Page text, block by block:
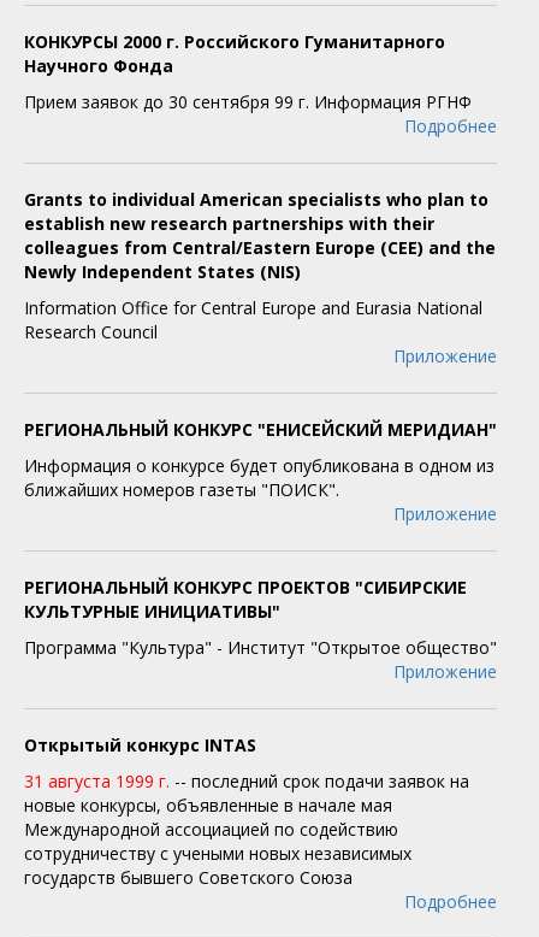
КОНКУРСЫ 2000 г. Российского Гуманитарного
Научного Фонда
Прием заявок до 30 сентября 99 г. Информация РГНФ
Подробнее
Grants to individual American specialists who plan to
establish new research partnerships with their
colleagues from Central/Eastern Europe (CEE) and the
Newly Independent States (NIS)
Information Office for Central Europe and Eurasia National
Research Council
Приложение
РЕГИОНАЛЬНЫЙ КОНКУРС "ЕНИСЕЙСКИЙ МЕРИДИАН"
Информация о конкурсе будет опубликована в одном из
ближайших номеров газеты "ПОИСК".
Приложение
РЕГИОНАЛЬНЫЙ КОНКУРС ПРОЕКТОВ "СИБИРСКИЕ
КУЛЬТУРНЫЕ ИНИЦИАТИВЫ"
Программа "Культура" - Институт "Открытое общество"
Приложение
Открытый конкурс INTAS
31 августа 1999 г. -- последний срок подачи заявок на
новые конкурсы, объявленные в начале мая
Международной ассоциацией по содействию
сотрудничеству с учеными новых независимых
государств бывшего Советского Союза
Подробнее